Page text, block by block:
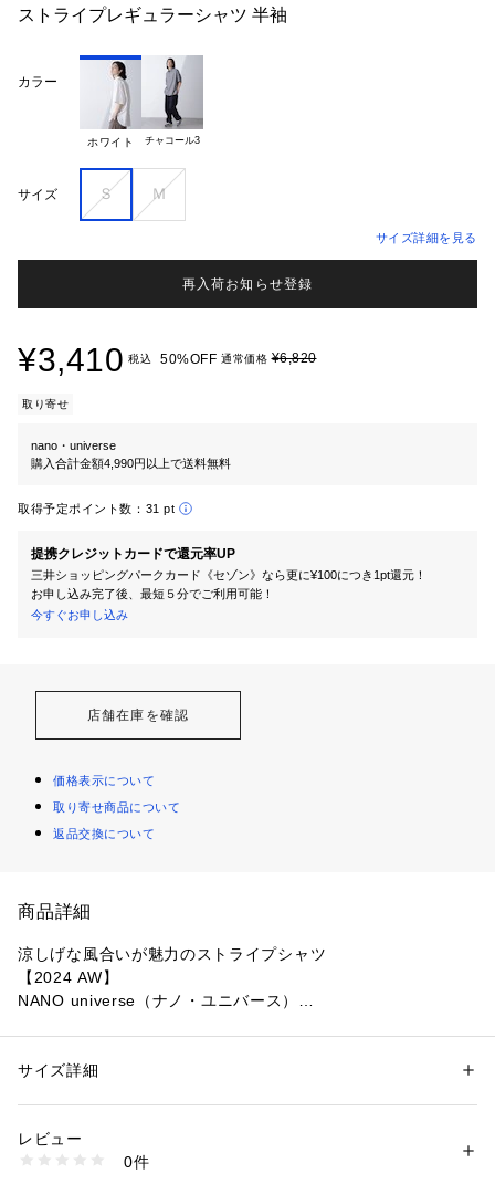
ストライプレギュラーシャツ 半袖
カラー
ホワイト チャコール3
サイズ Ｓ Ｍ
サイズ詳細を見る
再入荷お知らせ登録
¥3,410 税込 50%OFF 通常価格¥6,820
取り寄せ
nano・universe
購入合計金額4,990円以上で送料無料
取得予定ポイント数： 31 pt
提携クレジットカードで還元率UP
三井ショッピングパークカード《セゾン》なら更に¥100につき1pt還元！
お申し込み完了後、最短５分でご利用可能！
今すぐお申し込み
店舗在庫を確認
価格表示について
取り寄せ商品について
返品交換について
商品詳細
涼しげな風合いが魅力のストライプシャツ
【2024 AW】
NANO universe（ナノ・ユニバース）
オリジナルの色柄がポイントのストライプシャツ。先染めによ
におすすめの1枚です。
性別：メンズ
素材：コットン 52% レーヨン 48%
洗濯：手洗い 漂白× アイロン150℃ ドライ弱い タンブル乾燥× 吊り干し
ウェット非常に弱い
サイズ詳細
レビュー
0件